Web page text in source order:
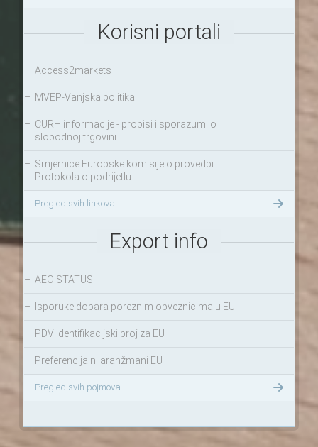
Korisni portali
– Access2markets
– MVEP-Vanjska politika
– CURH informacije - propisi i sporazumi o
slobodnoj trgovini
– Smjernice Europske komisije o provedbi
Protokola o podrijetlu
Pregled svih linkova
Export info
– AEO STATUS
– Isporuke dobara poreznim obveznicima u EU
– PDV identifikacijski broj za EU
– Preferencijalni aranžmani EU
Pregled svih pojmova